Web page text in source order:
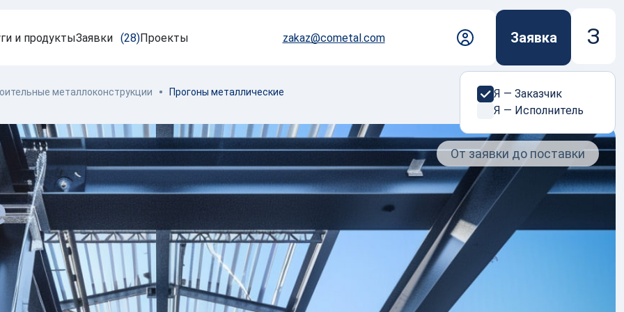
Реализованные проекты
Оборудование
Блог
Как мы работаем
Наша команда
Документы
Контакты
COMETAL подберет исполнителя среди проверенных
партнеров, согласует условия и сопроводит заказ на всех
этапах: от коммерческого предложения, до контроля
качества и логистики без поиска подрядчиков и
Оформить заказ
и продуктыЗаявки (28)Проекты zakaz@cometal.com Заявка З
Я — Заказчик
Я — Исполнитель
металлоконструкции Прогоны металлические
От заявки до поставки